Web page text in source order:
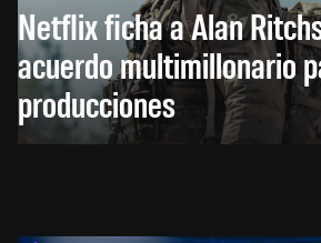
Netflix ficha a Alan
acuerdo multimillonario
producciones